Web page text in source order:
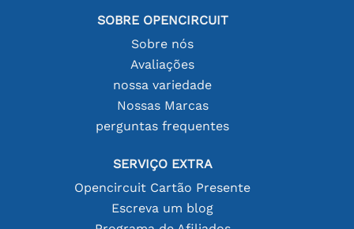
SOBRE OPENCIRCUIT
Sobre nós
Avaliações
nossa variedade
Nossas Marcas
perguntas frequentes
SERVIÇO EXTRA
Opencircuit Cartão Presente
Escreva um blog